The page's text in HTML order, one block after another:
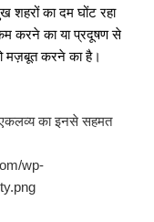
शहरों का दम घोंट रहा
करने का या प्रदूषण से
मज़बूत करने का है।
का इनसे सहमत
wp-